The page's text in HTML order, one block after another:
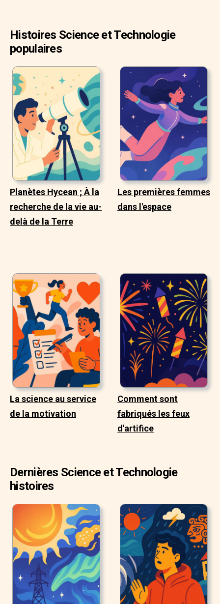
Histoires Science et Technologie
populaires
Planètes Hycean ; À la
recherche de la vie au-
delà de la Terre
Les premières femmes
dans l'espace
La science au service
de la motivation
Comment sont
fabriqués les feux
d'artifice
Dernières Science et Technologie
histoires